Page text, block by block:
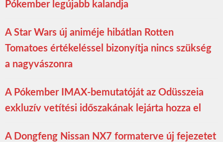
Pókember legújabb kalandja
A Star Wars új animéje hibátlan Rotten
Tomatoes értékeléssel bizonyítja nincs szükség
a nagyvászonra
A Pókember IMAX-bemutatóját az Odüsszeia
exkluzív vetítési időszakának lejárta hozza el
A Dongfeng Nissan NX7 formaterve új fejezetet